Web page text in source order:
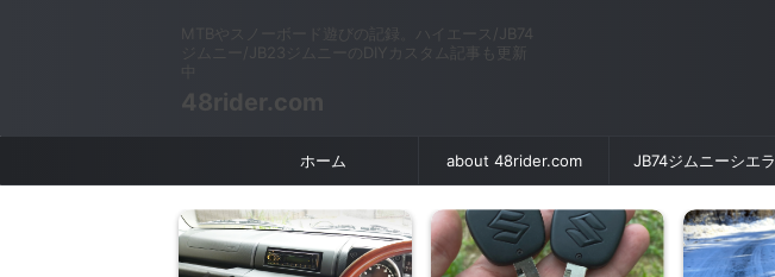
MTBやスノーボード遊びの記録。ハイエース/JB74
ジムニー/JB23ジムニーのDIYカスタム記事も更新
48rider.com
ホーム about 48rider.com JB74ジムニーシエラ